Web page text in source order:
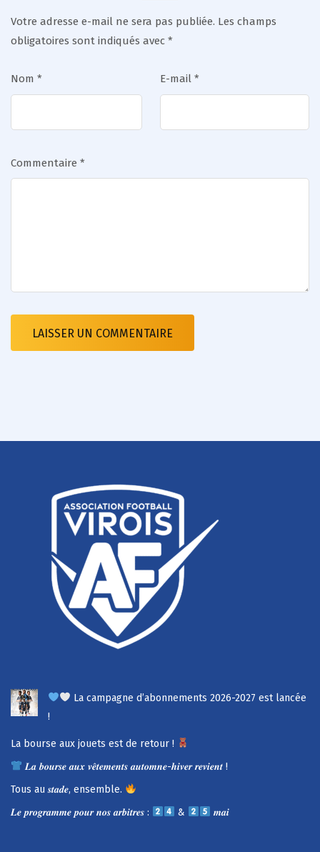
Votre adresse e-mail ne sera pas publiée. Les champs
obligatoires sont indiqués avec *
Nom * E-mail *
Commentaire *
La campagne d’abonnements 2026-2027 est lancée
!
La bourse aux jouets est de retour !
𝑳𝒂 𝒃𝒐𝒖𝒓𝒔𝒆 𝒂𝒖𝒙 𝒗𝒆̂𝒕𝒆𝒎𝒆𝒏𝒕𝒔 𝒂𝒖𝒕𝒐𝒎𝒏𝒆-𝒉𝒊𝒗𝒆𝒓 𝒓𝒆𝒗𝒊𝒆𝒏𝒕 !
Tous au 𝒔𝒕𝒂𝒅𝒆, ensemble.
𝑳𝒆 𝒑𝒓𝒐𝒈𝒓𝒂𝒎𝒎𝒆 𝒑𝒐𝒖𝒓 𝒏𝒐𝒔 𝒂𝒓𝒃𝒊𝒕𝒓𝒆𝒔 :
& 𝒎𝒂𝒊